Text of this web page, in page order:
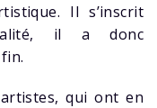
Il s’inscrit
il a donc
qui ont en